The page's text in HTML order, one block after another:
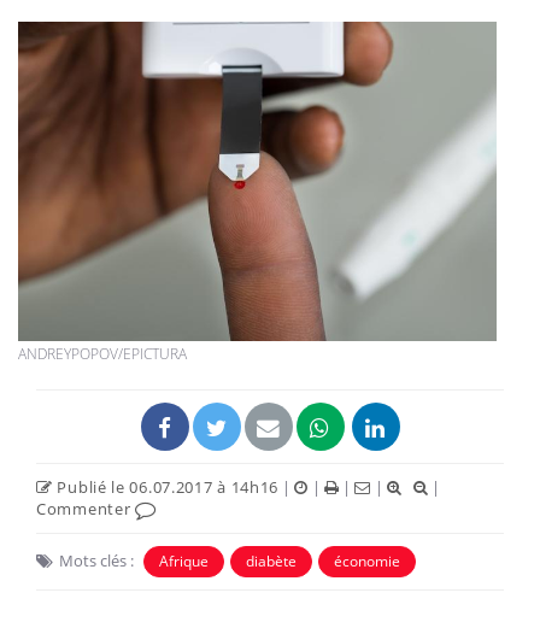
ANDREYPOPOV/EPICTURA
Publié le 06.07.2017 à 14h16 | | | |
|
Commenter
Mots clés : Afrique diabète économie